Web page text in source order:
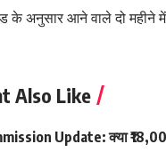
अनुसार आने वाले दो महीने में
Also Like
Update: क्या